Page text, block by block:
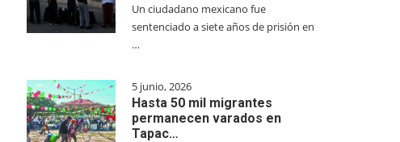
Un ciudadano mexicano fue
sentenciado a siete años de prisión en
…
5 junio, 2026
Hasta 50 mil migrantes
permanecen varados en
Tapac…